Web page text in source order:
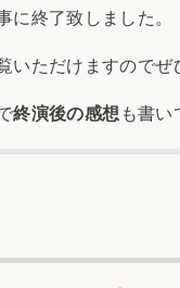
に終了致しました。
いただけますのでぜ
終演後の感想 も書い